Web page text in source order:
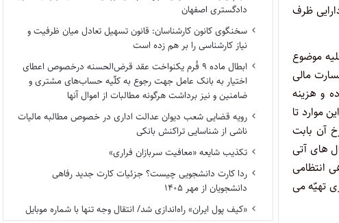
ظرف
نقلیه موضوع
خسارت مالی
و هزینه
موارد تا
بیمه و نرخ آن بابت
های آتی
انتظامی
تهیّه می
دادگستری اصفهان
سخنگوی کانون کارشناسان: قانون تسهیل تعادل میان ظرفیت و
نیاز کارشناسی را بر هم زده است
ابطال ماده ۹ فُرم یکنواخت عقد قرض‌الحسنه درخصوص اعطای
اختیار به بانک عامل جهت رجوع به کلّیه حساب‌های مشتری و
ضامنین و نیز برداشت هرگونه مطالبات از اموال آنها
رویه قضایی شعب دیوان عدالت اداری در خصوص مطالبه مالیات
ناشی از شناسایی تراکنش بانکی
تکذیب شایعه «معافیت سربازان فراری»
ردا کارت دانشجویی چیست؟ جزئیات کارت جدید رفاهی
دانشجویان از مهر ۱۴۰۵
«کیف پول ایران» راه‌اندازی شد/ انتقال وجه تنها با شماره موبایل